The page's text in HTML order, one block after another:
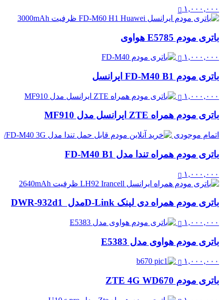
۱,۰۰۰,۰۰۰
باتری مودم E5785 هواوی
۱,۰۰۰,۰۰۰
باتری مودم FD-M40 B1 ایرانسل
۱,۰۰۰,۰۰۰
باتری مودم همراه ZTE ایرانسل مدل MF910
اتمام موجودی
باتری مودم همراه تندا مدل FD-M40 B1
۱,۰۰۰,۰۰۰
باتری مودم همراه دی لینک D-Linkمدل DWR-932d1
۱,۰۰۰,۰۰۰
باتری مودم هواوی مدل E5383
۱,۰۰۰,۰۰۰
باتری مودم ZTE 4G WD670